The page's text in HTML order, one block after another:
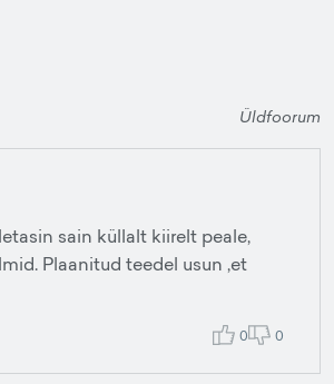
Üldfoorum
sain küllalt kiirelt peale,
Plaanitud teedel usun ,et
0 0